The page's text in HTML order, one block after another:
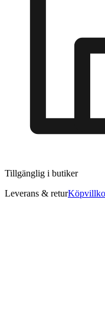
Tillgänglig i butiker
Leverans & retur